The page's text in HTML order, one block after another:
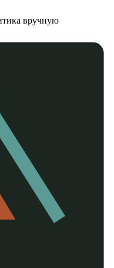
вручную